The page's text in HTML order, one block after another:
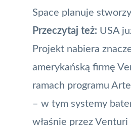
Space planuje
Przeczytaj też: USA
Projekt nabiera
amerykańską firmę
ramach programu
– w tym systemy
właśnie przez